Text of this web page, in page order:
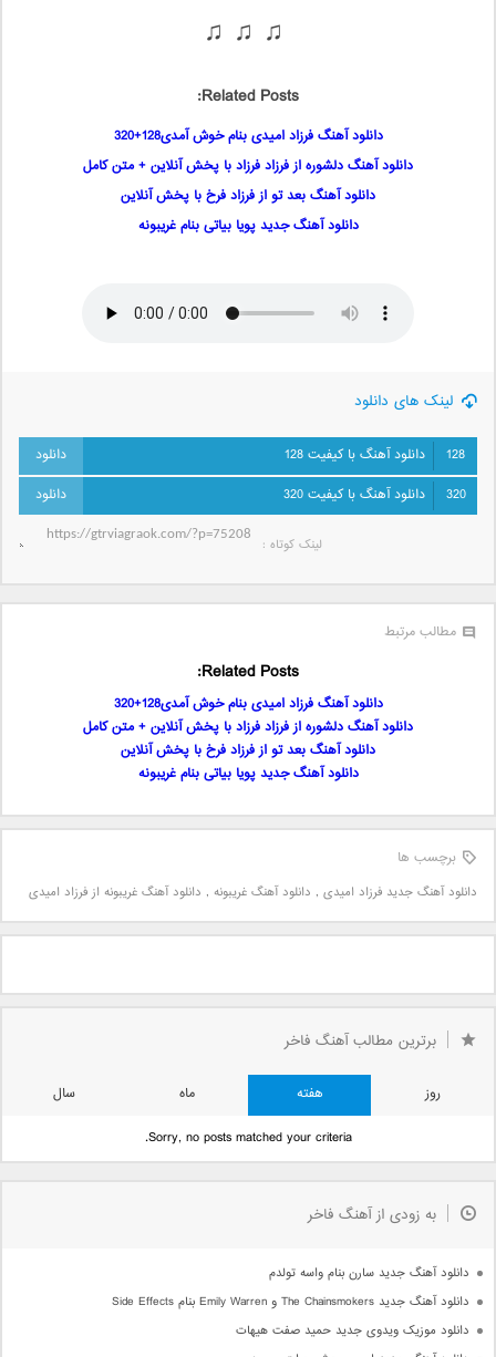
♫ ♫ ♫
Related Posts:
دانلود آهنگ فرزاد امیدی بنام خوش آمدی128+320
دانلود آهنگ دلشوره از فرزاد فرزاد با پخش آنلاین + متن کامل
دانلود آهنگ بعد تو از فرزاد فرخ با پخش آنلاین
دانلود آهنگ جدید پویا بیاتی بنام غریبونه
لینک های دانلود
128
دانلود آهنگ با کیفیت 128
320
دانلود آهنگ با کیفیت 320
لینک کوتاه‌ :
مطالب مرتبط
Related Posts:
دانلود آهنگ فرزاد امیدی بنام خوش آمدی128+320
دانلود آهنگ دلشوره از فرزاد فرزاد با پخش آنلاین + متن کامل
دانلود آهنگ بعد تو از فرزاد فرخ با پخش آنلاین
دانلود آهنگ جدید پویا بیاتی بنام غریبونه
برچسب ها
دانلود آهنگ جدید فرزاد امیدی , دانلود آهنگ غریبونه , دانلود آهنگ غریبونه از فرزاد امیدی
برترین مطالب آهنگ فاخر
روز هفته ماه
سال
Sorry, no posts matched your criteria.
به زودی از آهنگ فاخر
دانلود آهنگ جدید سارن بنام واسه تولدم
دانلود آهنگ جدید The Chainsmokers و Emily Warren بنام Side Effects
دانلود موزیک ویدوی جدید حمید صفت هیهات